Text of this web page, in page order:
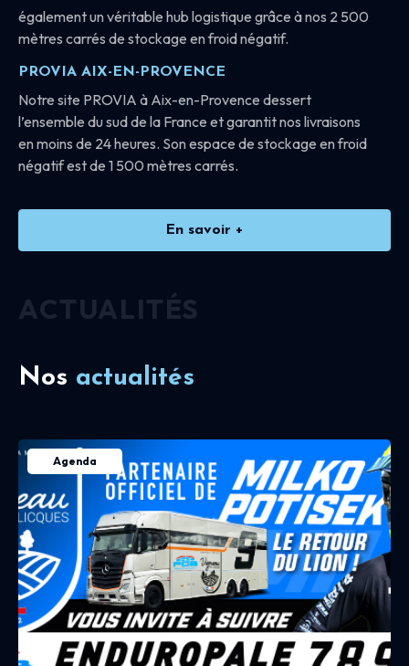
également un véritable hub logistique grâce à nos 2 500
mètres carrés de stockage en froid négatif.
PROVIA AIX-EN-PROVENCE
Notre site PROVIA à Aix-en-Provence dessert
l’ensemble du sud de la France et garantit nos livraisons
en moins de 24 heures. Son espace de stockage en froid
négatif est de 1 500 mètres carrés.
En savoir +
ACTUALITÉS
Nos actualités
Agenda